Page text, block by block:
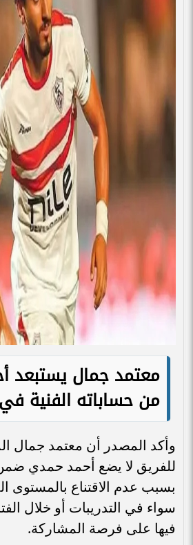
معتمد جمال يستبعد
من حساباته الفنية
وأكد المصدر أن معتمد جمال
للفريق لا يضع أحمد حمدي
بسبب عدم الاقتناع بالمستوى
سواء في التدريبات أو خلال
فيها على فرصة المشاركة.